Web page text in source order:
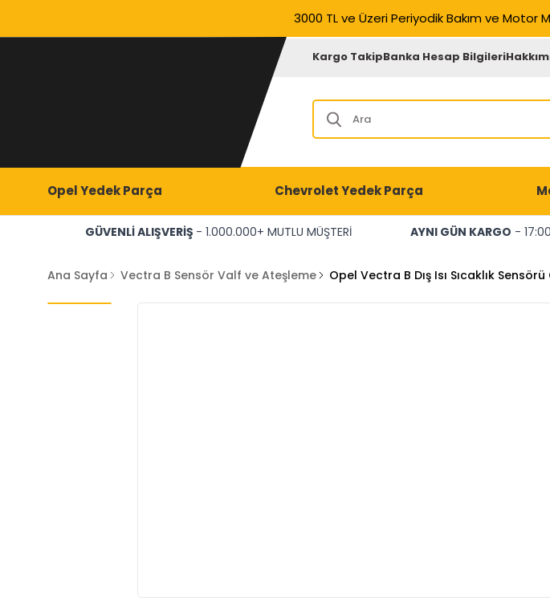
3000 TL ve Üzeri Periyodik Bakım ve Motor
Kargo TakipBanka Hesap Bilgileri
Opel Yedek Parça Chevrolet Yedek Parça
GÜVENLİ ALIŞVERİŞ - 1.000.000+ MUTLU MÜŞTERİ AYNI GÜN KARGO -
Ana Sayfa Vectra B Sensör Valf ve Ateşleme Opel Vectra B Dış Isı Sıcaklık